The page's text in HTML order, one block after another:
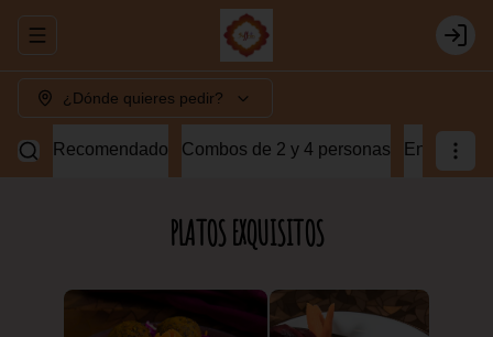
Abrir menu de navegación Login
¿Dónde quieres pedir?
Recomendado Combos de 2 y 4 personas Entradas
PLATOS EXQUISITOS